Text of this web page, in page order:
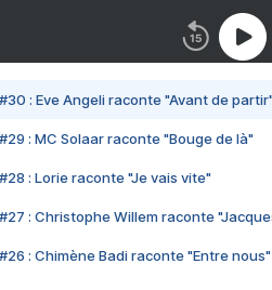
#30 : Eve Angeli raconte "Avant de partir"
#29 : MC Solaar raconte "Bouge de là"
#28 : Lorie raconte "Je vais vite"
#27 : Christophe Willem raconte
#26 : Chimène Badi raconte "Entre nous"